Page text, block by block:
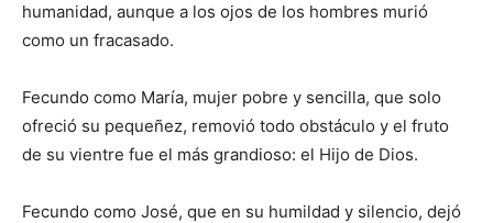
humanidad, aunque a los ojos de los hombres murió
como un fracasado.
Fecundo como María, mujer pobre y sencilla, que solo
ofreció su pequeñez, removió todo obstáculo y el fruto
de su vientre fue el más grandioso: el Hijo de Dios.
Fecundo como José, que en su humildad y silencio, dejó